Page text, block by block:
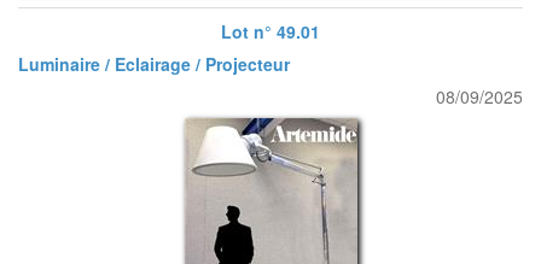
Lot n° 49.01
Luminaire / Eclairage / Projecteur
08/09/2025